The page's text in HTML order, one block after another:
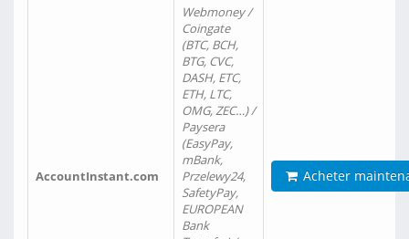
AccountInstant.com
Webmoney /
Coingate
(BTC, BCH,
BTG, CVC,
DASH, ETC,
ETH, LTC,
OMG, ZEC…) /
Paysera
(EasyPay,
mBank,
Przelewy24,
SafetyPay,
EUROPEAN
Bank
Acheter